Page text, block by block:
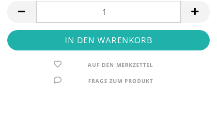
AUF DEN MERKZETTEL
FRAGE ZUM PRODUKT